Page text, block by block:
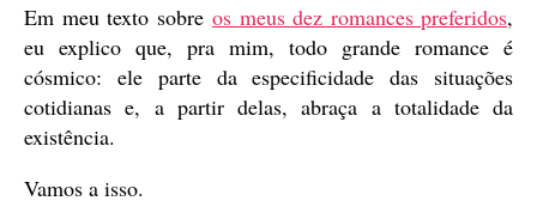
Em meu texto sobre os meus dez romances preferidos,
eu explico que, pra mim, todo grande romance é
cósmico: ele parte da especificidade das situações
cotidianas e, a partir delas, abraça a totalidade da
existência.
Vamos a isso.